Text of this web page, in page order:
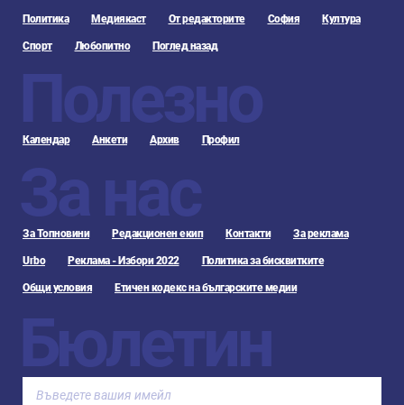
Политика Медиякаст От редакторите София Култура
Спорт Любопитно Поглед назад
Полезно
Календар Анкети Архив Профил
За нас
За Топновини Редакционен екип Контакти За реклама
Urbo Реклама - Избори 2022 Политика за бисквитките
Общи условия Етичен кодекс на българските медии
Бюлетин